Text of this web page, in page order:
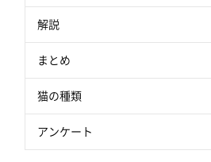
解説
まとめ
猫の種類
アンケート